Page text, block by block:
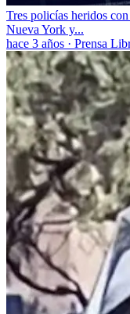
Tres policías heridos
Nueva York y...
hace 3 años · Prensa